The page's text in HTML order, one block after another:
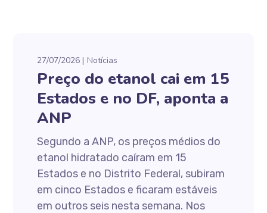
27/07/2026 Notícias
Preço do etanol cai em 15
Estados e no DF, aponta a
ANP
Segundo a ANP, os preços médios do
etanol hidratado caíram em 15
Estados e no Distrito Federal, subiram
em cinco Estados e ficaram estáveis
em outros seis nesta semana. Nos